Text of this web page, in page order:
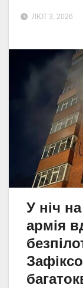
ЛЮТ 3, 2026
У ніч
армія